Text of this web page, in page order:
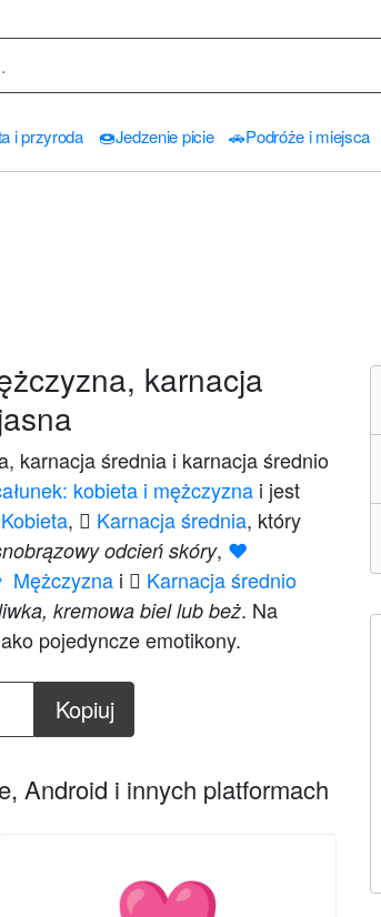
i przyroda 🍩Jedzenie picie 🚗Podróże i miejsca
karnacja
karnacja średnia i karnacja średnio
kobieta i mężczyzna i jest
, 🏽 Karnacja średnia, który
odcień skóry, ❤️
Mężczyzna i 🏼 Karnacja średnio
kremowa biel lub beż. Na
pojedyncze emotikony.
Kopiuj
Android i innych platformach